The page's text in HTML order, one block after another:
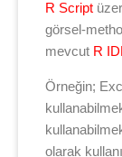
R Script
görsel-
mevcut R
Örneğin;
olarak